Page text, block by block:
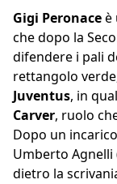
Gigi Peronaceè
che dopo la
difendere i pali
rettangolo
Juventus, in
Carver, ruolo
Dopo un
Umberto Agnelli
dietro la